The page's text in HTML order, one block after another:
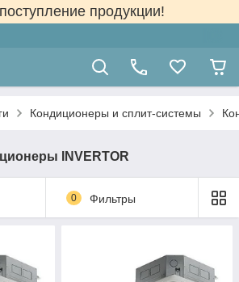
продукции!
Кондиционеры и сплит-системы
INVERTOR
0 Фильтры